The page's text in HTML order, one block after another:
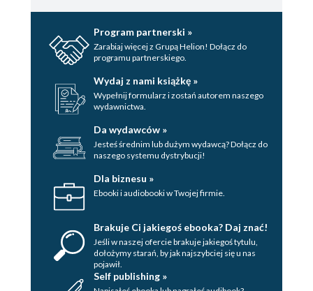
Zanim wyrzucisz komputer (109)
Przykłady (110)
Zmiana szerokości kolumny (110)
Automatyczna zmiana szerokości
kolumny (111)
Automatyczna zmiana szerokości
kolumn w całym arkuszu (112)
Dostosowywanie wielkości czcionki
(113)
Zmiana domyślnych parametrów tekstu
Wpływ szerokości komórki na
wyświetlanie jej zawartości (115)
Wpływ formatu na wyświetlanie
zawartości komórki (116)
Program partnerski »
Zarabiaj więcej z Grupą Helion! Dołącz do
programu partnerskiego.
Wydaj z nami książkę »
Wypełnij formularz i zostań autorem naszego
wydawnictwa.
Da wydawców »
Jesteś średnim lub dużym wydawcą? Dołącz do
naszego systemu dystrybucji!
Dla biznesu »
Ebooki i audiobooki w Twojej firmie.
Brakuje Ci jakiegoś ebooka? Daj znać!
Jeśli w naszej ofercie brakuje jakiegoś tytulu,
dołożymy starań, by jak najszybciej się u nas
pojawił.
Self publishing »